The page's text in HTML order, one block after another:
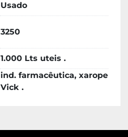
Usado
3250
1.000 Lts uteis .
ind. farmacêutica, xarope
Vick .